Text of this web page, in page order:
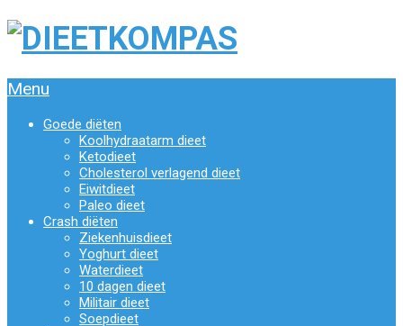
Menu
Goede diëten
Koolhydraatarm dieet
Ketodieet
Cholesterol verlagend dieet
Eiwitdieet
Paleo dieet
Crash diëten
Ziekenhuisdieet
Yoghurt dieet
Waterdieet
10 dagen dieet
Militair dieet
Soepdieet